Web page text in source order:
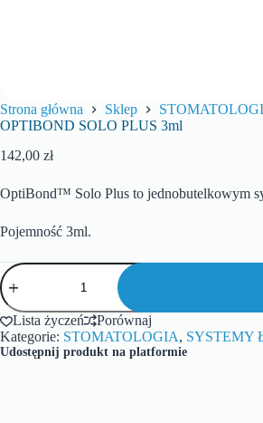
Strona główna Sklep
OPTIBOND SOLO PLUS 3ml
142,00 zł
OptiBond™ Solo Plus to jednobutelkowym
Pojemność 3ml.
Lista życzeń
Porównaj
Kategorie: STOMATOLOGIA, SYSTEMY
Udostępnij produkt na platformie